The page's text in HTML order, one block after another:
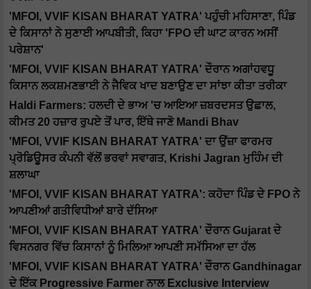
'MFOI, VVIF KISAN BHARAT YATRA' ਪਹੁੰਚੀ ਮਹਿਸਾਣਾ, ਪਿੰਡ
ਦੇ ਕਿਸਾਨਾਂ ਨੇ ਸੁਣਾਈ ਆਪਬੀਤੀ, ਕਿਹਾ 'FPO ਦੀ ਘਾਟ ਕਾਰਨ ਅਸੀਂ
ਪਰੇਸ਼ਾਨ'
'MFOI, VVIF KISAN BHARAT YATRA' ਦੌਰਾਨ ਅਗਾਂਹਵਧੂ
ਕਿਸਾਨ ਲਕਸ਼ਮਣਭਾਈ ਨੇ ਜੈਵਿਕ ਖਾਦ ਬਣਾਉਣ ਦਾ ਸਾਂਝਾ ਕੀਤਾ ਤਰੀਕਾ
Haldi Farmers: ਹਲਦੀ ਦੇ ਭਾਅ 'ਚ ਆਇਆ ਜ਼ਬਰਦਸਤ ਉਛਾਲ,
ਕੀਮਤ 20 ਹਜ਼ਾਰ ਰੁਪਏ ਤੋਂ ਪਾਰ, ਇੱਥੇ ਜਾਣੋ Mandi Bhav
'MFOI, VVIF KISAN BHARAT YATRA' ਦਾ ਉਂਜ਼ਾ ਫਾਰਮਰ
ਪ੍ਰੋਡਿਊਸਰ ਕੰਪਨੀ ਵੱਲੋਂ ਭਰਵਾਂ ਸਵਾਗਤ, Krishi Jagran ਮੁਹਿੰਮ ਦੀ
ਸ਼ਲਾਘਾ
'MFOI, VVIF KISAN BHARAT YATRA': ਕਹੋਦਾ ਪਿੰਡ ਦੇ FPO ਨੇ
ਆਪਣੀਆਂ ਗਤੀਵਿਧੀਆਂ ਬਾਰੇ ਦੱਸਿਆ
'MFOI, VVIF KISAN BHARAT YATRA' ਦੌਰਾਨ Gujarat ਦੇ
ਵਿਸਨਗਰ ਵਿੱਚ ਕਿਸਾਨਾਂ ਨੂੰ ਮਿਲਿਆ ਆਪਣੀ ਸਮੱਸਿਆ ਦਾ ਹੱਲ
'MFOI, VVIF KISAN BHARAT YATRA' ਦੌਰਾਨ Gandhinagar
ਦੇ ਇੱਕ Progressive Farmer ਨਾਲ Exclusive Interview